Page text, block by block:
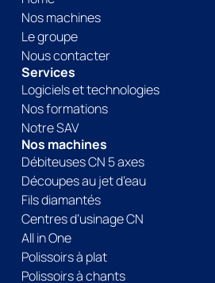
Nos machines
Le groupe
Nous contacter
Services
Logiciels et technologies
Nos formations
Notre SAV
Nos machines
Débiteuses CN 5 axes
Découpes au jet d’eau
Fils diamantés
Centres d’usinage CN
All in One
Polissoirs à plat
Polissoirs à chants